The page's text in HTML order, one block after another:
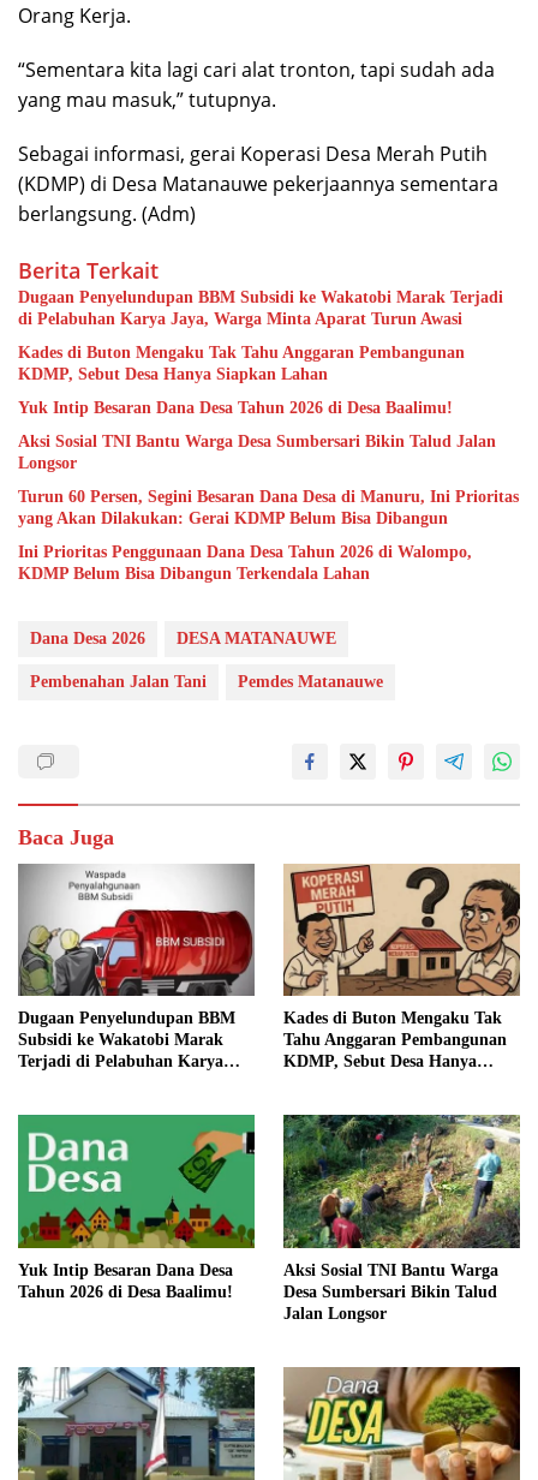
Orang Kerja.
“Sementara kita lagi cari alat tronton, tapi sudah ada
yang mau masuk,” tutupnya.
Sebagai informasi, gerai Koperasi Desa Merah Putih
(KDMP) di Desa Matanauwe pekerjaannya sementara
berlangsung. (Adm)
Berita Terkait
Dugaan Penyelundupan BBM Subsidi ke Wakatobi Marak Terjadi
di Pelabuhan Karya Jaya, Warga Minta Aparat Turun Awasi
Kades di Buton Mengaku Tak Tahu Anggaran Pembangunan
KDMP, Sebut Desa Hanya Siapkan Lahan
Yuk Intip Besaran Dana Desa Tahun 2026 di Desa Baalimu!
Aksi Sosial TNI Bantu Warga Desa Sumbersari Bikin Talud Jalan
Longsor
Turun 60 Persen, Segini Besaran Dana Desa di Manuru, Ini Prioritas
yang Akan Dilakukan: Gerai KDMP Belum Bisa Dibangun
Ini Prioritas Penggunaan Dana Desa Tahun 2026 di Walompo,
KDMP Belum Bisa Dibangun Terkendala Lahan
Dana Desa 2026 DESA MATANAUWE
Pembenahan Jalan Tani Pemdes Matanauwe
Baca Juga
Dugaan Penyelundupan BBM
Subsidi ke Wakatobi Marak
Terjadi di Pelabuhan Karya
Kades di Buton Mengaku Tak
Tahu Anggaran Pembangunan
KDMP, Sebut Desa Hanya
Yuk Intip Besaran Dana Desa
Tahun 2026 di Desa Baalimu!
Aksi Sosial TNI Bantu Warga
Desa Sumbersari Bikin Talud
Jalan Longsor